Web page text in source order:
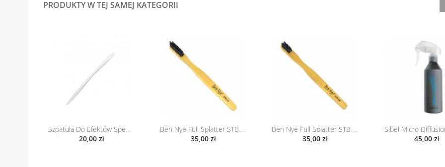
PRODUKTY W TEJ SAMEJ KATEGORII
Szpatuła Do Efektów Specjalnych
20,00 zł
Ben Nye Full Splatter STB-07
35,00 zł
Ben Nye Full Splatter STB-08
35,00 zł
Sibel Micro
45,00 zł